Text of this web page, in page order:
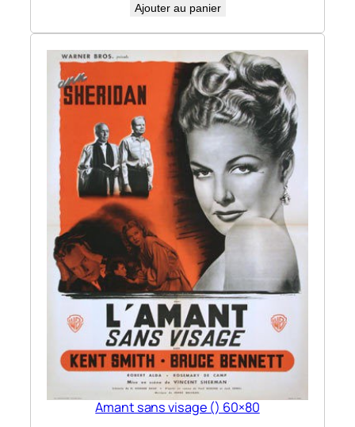
Ajouter au panier
Amant sans visage () 60×80